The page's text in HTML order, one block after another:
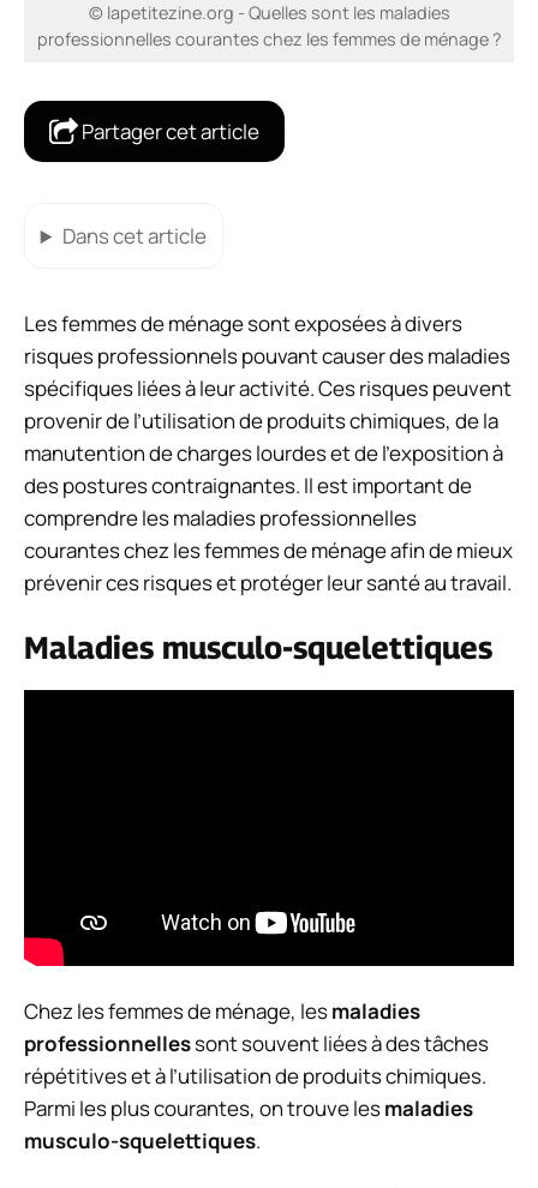
© lapetitezine.org - Quelles sont les maladies
professionnelles courantes chez les femmes de ménage ?
Partager cet article
Dans cet article
Les femmes de ménage sont exposées à divers
risques professionnels pouvant causer des maladies
spécifiques liées à leur activité. Ces risques peuvent
provenir de l’utilisation de produits chimiques, de la
manutention de charges lourdes et de l’exposition à
des postures contraignantes. Il est important de
comprendre les maladies professionnelles
courantes chez les femmes de ménage afin de mieux
prévenir ces risques et protéger leur santé au travail.
Maladies musculo-squelettiques
Chez les femmes de ménage, lesmaladies
professionnellessont souvent liées à des tâches
répétitives et à l’utilisation de produits chimiques.
Parmi les plus courantes, on trouve lesmaladies
musculo-squelettiques.